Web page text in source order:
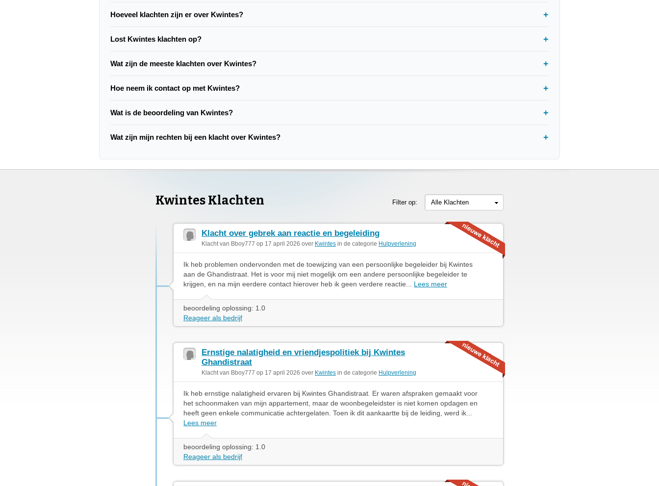
Hoeveel klachten zijn er over Kwintes?
Lost Kwintes klachten op?
Wat zijn de meeste klachten over Kwintes?
Hoe neem ik contact op met Kwintes?
Wat is de beoordeling van Kwintes?
Wat zijn mijn rechten bij een klacht over Kwintes?
Kwintes Klachten Filter op: Alle Klachten
Klacht over gebrek aan reactie en begeleiding
Klacht van Bboy777 op 17 april 2026 over Kwintes in de categorie Hulpverlening
Ik heb problemen ondervonden met de toewijzing van een persoonlijke begeleider bij Kwintes
aan de Ghandistraat. Het is voor mij niet mogelijk om een andere persoonlijke begeleider te
krijgen, en na mijn eerdere contact hierover heb ik geen verdere reactie... Lees meer
beoordeling oplossing: 1.0
Reageer als bedrijf
Ernstige nalatigheid en vriendjespolitiek bij Kwintes
Ghandistraat
Klacht van Bboy777 op 17 april 2026 over Kwintes in de categorie Hulpverlening
Ik heb ernstige nalatigheid ervaren bij Kwintes Ghandistraat. Er waren afspraken gemaakt voor
het schoonmaken van mijn appartement, maar de woonbegeleidster is niet komen opdagen en
heeft geen enkele communicatie achtergelaten. Toen ik dit aankaartte bij de leiding, werd ik...
Lees meer
beoordeling oplossing: 1.0
Reageer als bedrijf